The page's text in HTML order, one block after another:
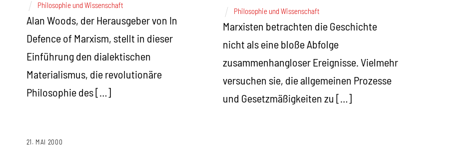
Philosophie und Wissenschaft
Alan Woods, der Herausgeber von In
Defence of Marxism, stellt in dieser
Einführung den dialektischen
Materialismus, die revolutionäre
Philosophie des […]
Philosophie und Wissenschaft
Marxisten betrachten die Geschichte
nicht als eine bloße Abfolge
zusammenhangloser Ereignisse. Vielmehr
versuchen sie, die allgemeinen Prozesse
und Gesetzmäßigkeiten zu […]
21. MAI 2000